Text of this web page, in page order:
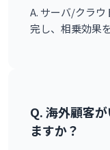
A. サーバ/クラウ
完し、相乗効果
Q. 海外顧客
ますか？